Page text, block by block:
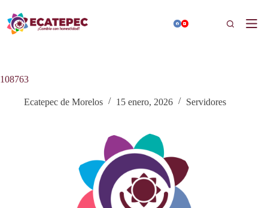
contenido
Buscar
108763
Ecatepec de Morelos 15 enero, 2026 Servidores